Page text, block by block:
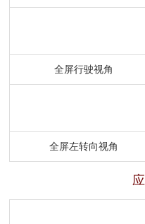
全屏行驶视角
全屏左转向视角